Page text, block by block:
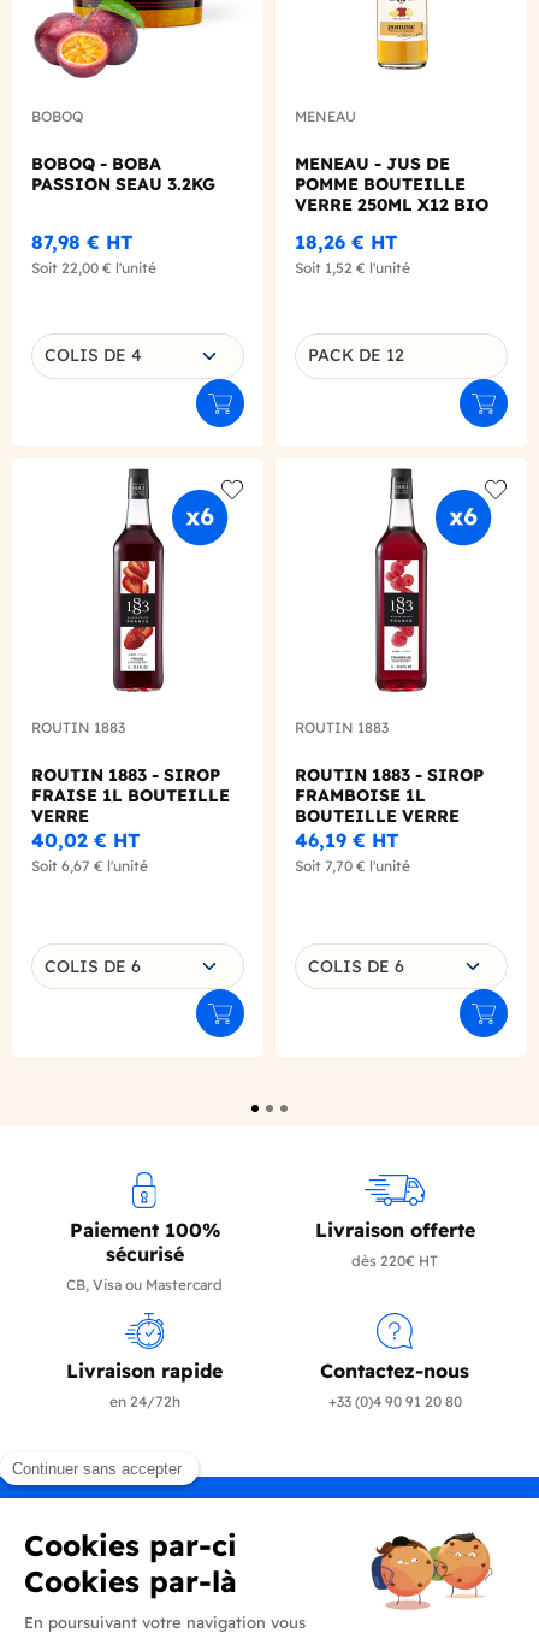
BOBOQ
BOBOQ - BOBA
PASSION SEAU 3.2KG
87,98 € HT
Soit 22,00 € l'unité
Choisissez une déclinaison
COLIS DE 4
Ajouter au panier
MENEAU
MENEAU - JUS DE
POMME BOUTEILLE
VERRE 250ML X12 BIO
18,26 € HT
Soit 1,52 € l'unité
Déclinaison du produit
PACK DE 12
Add to wishlist
ROUTIN 1883
ROUTIN 1883 - SIROP
FRAISE 1L BOUTEILLE
VERRE
40,02 € HT
Soit 6,67 € l'unité
Choisissez une déclinaison
COLIS DE 6
Ajouter au panier
Add
ROUTIN 1883
ROUTIN 1883 - SIROP
FRAMBOISE 1L
BOUTEILLE VERRE
46,19 € HT
Soit 7,70 € l'unité
Choisissez une déclinaison
COLIS DE 6
Paiement 100%
sécurisé
CB, Visa ou Mastercard
Livraison offerte
dès 220€ HT
Livraison rapide
en 24/72h
Contactez-nous
+33 (0)4 90 91 20 80